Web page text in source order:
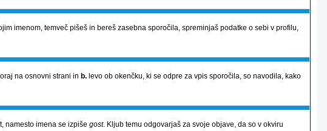
imenom, temveč pišeš in bereš zasebna sporočila, spreminjaš podatke o sebi v profilu,
na osnovni strani in b. levo ob okenčku, ki se odpre za vpis sporočila, so navodila, kako
namesto imena se izpiše gost. Kljub temu odgovarjaš za svoje objave, da so v okviru